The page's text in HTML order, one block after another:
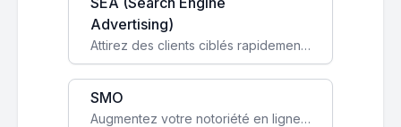
Advertising)
Attirez des clients ciblés rapidement avec des campagnes publicitaires payantes optimisées pour vos objectifs.
SMO
Augmentez votre notoriété en ligne et stimulez la croissance de votre entreprise grâce à une stratégie sociale sur mesure.